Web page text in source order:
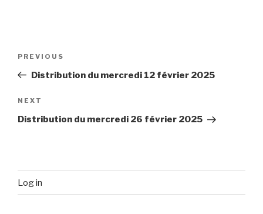
Previous
Post
PREVIOUS
Distribution du mercredi 12 février 2025
Next
Post
NEXT
Distribution du mercredi 26 février 2025
Log in